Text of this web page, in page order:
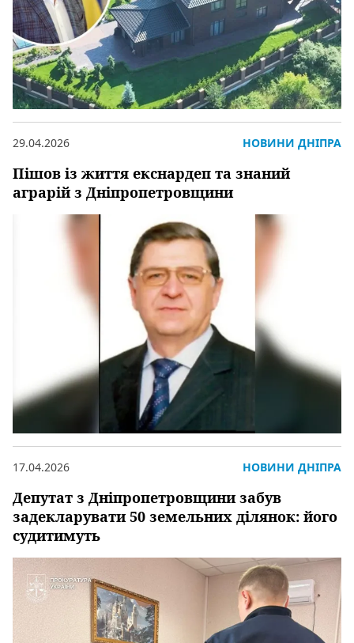
Пішов із життя екснардеп та знаний
аграрій з Дніпропетровщини
29.04.2026 НОВИНИ ДНІПРА
Депутат з Дніпропетровщини забув
задекларувати 50 земельних ділянок: його
судитимуть
17.04.2026 НОВИНИ ДНІПРА